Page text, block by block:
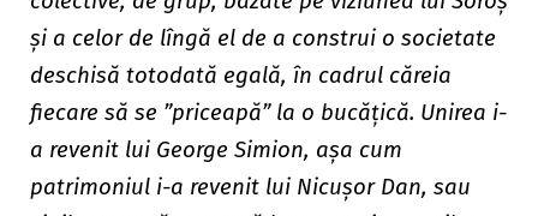
și a celor de lîngă el de a construi o societate
deschisă totodată egală, în cadrul căreia
fiecare să se ”priceapă” la o bucățică. Unirea i-
a revenit lui George Simion, așa cum
patrimoniul i-a revenit lui Nicușor Dan, sau